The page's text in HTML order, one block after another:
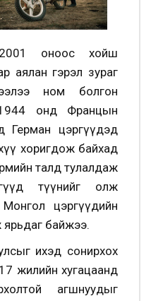
оноос хойш
аялан гэрэл зураг
ном болгон
1944 онд Францын
Герман цэргүүдэд
хоригдож байхад
талд тулалдаж
түүнийг олж
Монгол цэргүүдийн
ярьдаг байжээ.
ихэд сонирхох
жилийн хугацаанд
агшнуудыг